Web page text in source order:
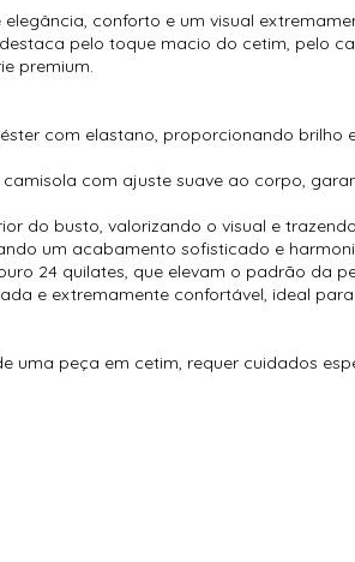
conforto e um visual
pelo toque macio do cetim, pelo
premium.
com elastano, proporcionando
com ajuste suave ao corpo,
do busto, valorizando o visual e
um acabamento sofisticado e
24 quilates, que elevam o padrão da
e extremamente confortável, ideal
uma peça em cetim, requer cuidados